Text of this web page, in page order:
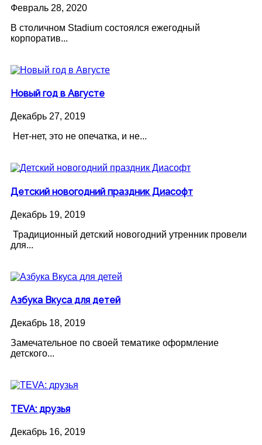
Февраль 28, 2020
В столичном Stadium состоялся ежегодный
корпоратив...
Новый год в Августе
Декабрь 27, 2019
Нет-нет, это не опечатка, и не...
Детский новогодний праздник Диасофт
Декабрь 19, 2019
Традиционный детский новогодний утренник провели
для...
Азбука Вкуса для детей
Декабрь 18, 2019
Замечательное по своей тематике оформление
детского...
TEVA: друзья
Декабрь 16, 2019